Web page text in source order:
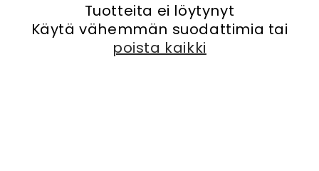
Tuotteita ei löytynyt
Käytä vähemmän suodattimia tai
poista kaikki